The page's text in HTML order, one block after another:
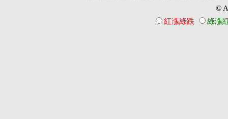
©
紅漲綠跌
綠漲